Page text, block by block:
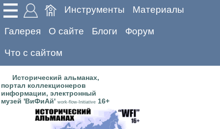
Инструменты Материалы
Галерея О сайте Блоги Форум
Что с сайтом
Исторический альманах,
портал коллекционеров
информации, электронный
музей 'ВиФиАй' work-flow-Initiative 16+